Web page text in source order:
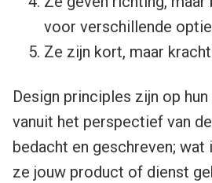
voor verschillende
Ze zijn kort, maar
Design principles zijn op
vanuit het perspectief van
bedacht en geschreven; wat
ze jouw product of dienst